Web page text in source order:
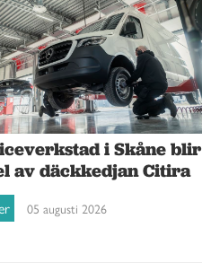
i Skåne blir
av däckkedjan Citira
05 augusti 2026